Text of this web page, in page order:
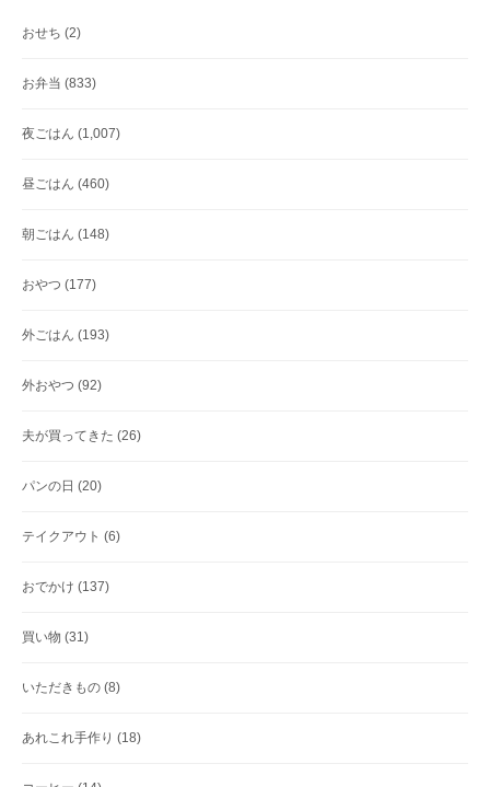
おせち (2)
お弁当 (833)
夜ごはん (1,007)
昼ごはん (460)
朝ごはん (148)
おやつ (177)
外ごはん (193)
外おやつ (92)
夫が買ってきた (26)
パンの日 (20)
テイクアウト (6)
おでかけ (137)
買い物 (31)
いただきもの (8)
あれこれ手作り (18)